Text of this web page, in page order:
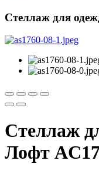
Стеллаж для
Стеллаж
Лофт